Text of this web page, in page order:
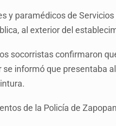
y paramédicos de
al exterior del
socorristas confirmaron
informó que presentaba
de la Policía de